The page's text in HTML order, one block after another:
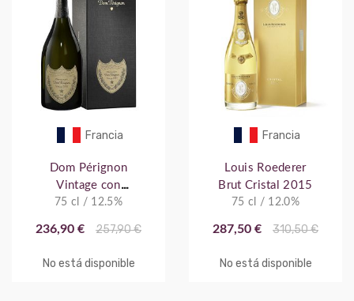
Francia
Dom Pérignon
Vintage con
Estuche
75 cl / 12.5%
236,90 € 257,90 €
No está disponible
Francia
Louis Roederer
Brut Cristal 2015
75 cl / 12.0%
287,50 € 310,50 €
No está disponible